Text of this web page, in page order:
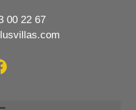
00 22 67